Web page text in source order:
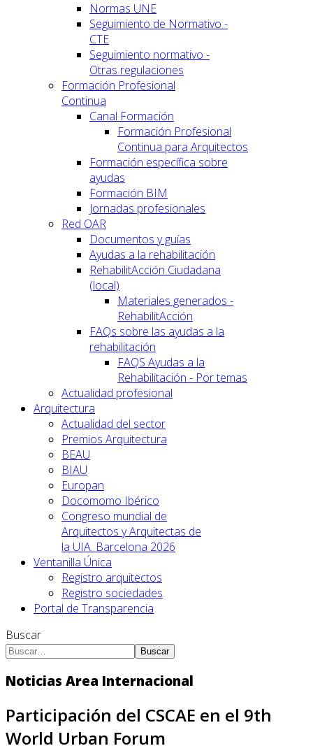
Normas UNE
Seguimiento de Normativo -
CTE
Seguimiento normativo -
Otras regulaciones
Formación Profesional
Continua
Canal Formación
Formación Profesional
Continua para Arquitectos
Formación específica sobre
ayudas
Formación BIM
Jornadas profesionales
Red OAR
Documentos y guías
Ayudas a la rehabilitación
RehabilitAcción Ciudadana
(local)
Materiales generados -
RehabilitAcción
FAQs sobre las ayudas a la
rehabilitación
FAQS Ayudas a la
Rehabilitación - Por temas
Actualidad profesional
Arquitectura
Actualidad del sector
Premios Arquitectura
BEAU
BIAU
Europan
Docomomo Ibérico
Congreso mundial de
Arquitectos y Arquitectas de
la UIA. Barcelona 2026
Ventanilla Única
Registro arquitectos
Registro sociedades
Portal de Transparencia
Buscar
Buscar
Noticias Area Internacional
Participación del CSCAE en el 9th
World Urban Forum